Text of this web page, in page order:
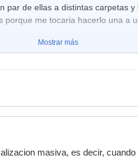
par de ellas a distintas carpetas
porque me tocaria hacerlo una a
Mostrar más
masiva, es decir,